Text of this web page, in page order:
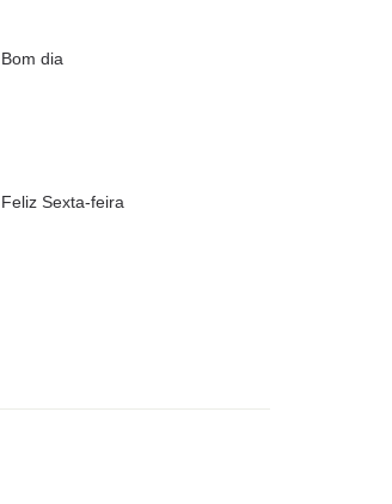
Bom dia
Feliz Sexta-feira